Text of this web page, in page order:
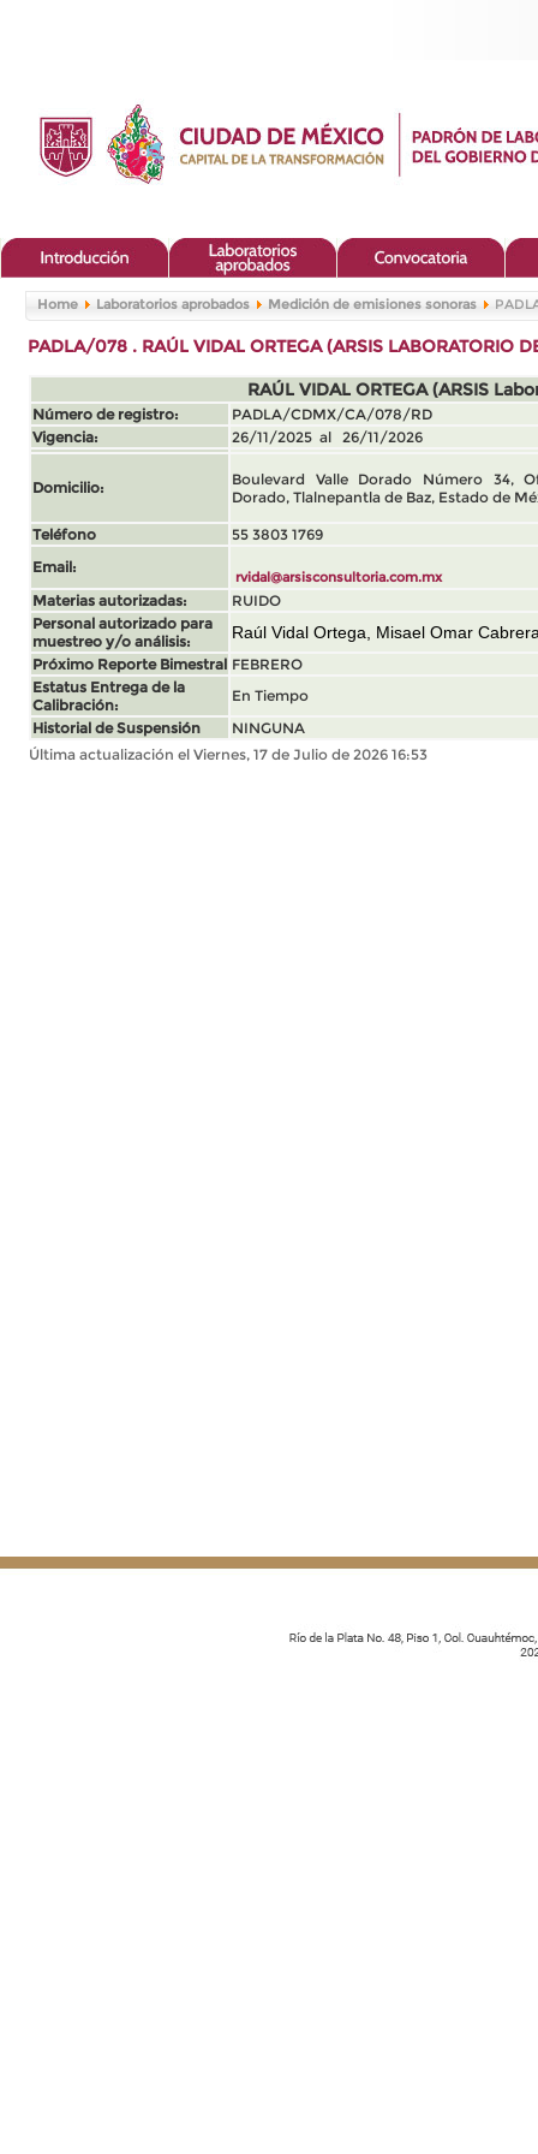
Home Laboratorios aprobados Medición de emisiones sonoras
PADLA/078 . RAÚL VIDAL ORTEGA (ARSIS LABORATORIO
RAÚL VIDAL ORTEGA (ARSIS
Número de registro:
PADLA/CDMX/CA/078/RD
Vigencia:
26/11/2025 al 26/11/2026
Domicilio:
Boulevard Valle Dorado Número 34,
Dorado, Tlalnepantla de Baz, Estado de
Teléfono
55 3803 1769
Email:
rvidal@arsisconsultoria.com.mx
Materias autorizadas:
RUIDO
Personal autorizado para
muestreo y/o análisis:
Raúl Vidal Ortega, Misael Omar
Próximo Reporte Bimestral FEBRERO
Estatus Entrega de la
Calibración:
En Tiempo
Historial de Suspensión
NINGUNA
Última actualización el Viernes, 17 de Julio de 2026 16:53